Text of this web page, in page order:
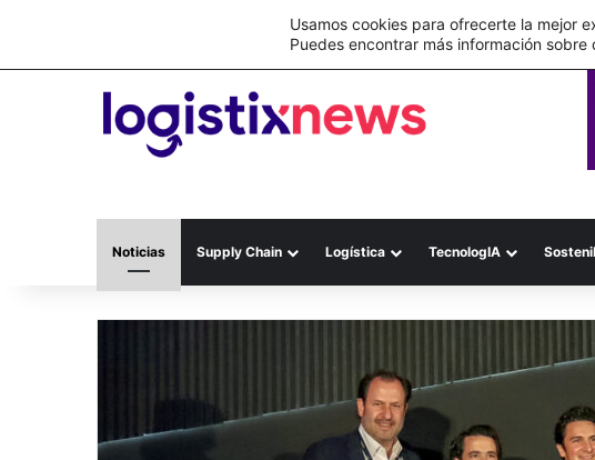
Nueva Ley Aduanera eleva el costo de los errores
Noticias Supply Chain Logística TecnologIA
Usamos cookies para ofrecerte la mejor
Puedes encontrar más información